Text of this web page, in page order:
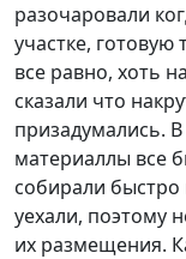
разочаровали
участке,
все равно, хоть
сказали что
призадумались.
материаллы все
собирали
уехали, поэтому
их размещения.